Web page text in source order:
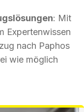
: Mit
Expertenwissen
nach Paphos
wie möglich